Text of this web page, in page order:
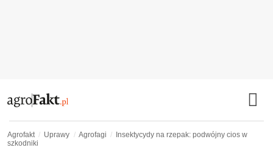
Agrofakt Uprawy Agrofagi
Insektycydy na rzepak: podwójny cios w
szkodniki